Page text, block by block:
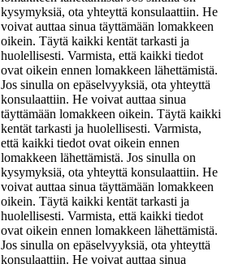
kysymyksiä, ota yhteyttä konsulaattiin. He
voivat auttaa sinua täyttämään lomakkeen
oikein. Täytä kaikki kentät tarkasti ja
huolellisesti. Varmista, että kaikki tiedot
ovat oikein ennen lomakkeen lähettämistä.
Jos sinulla on epäselvyyksiä, ota yhteyttä
konsulaattiin. He voivat auttaa sinua
täyttämään lomakkeen oikein. Täytä kaikki
kentät tarkasti ja huolellisesti. Varmista,
että kaikki tiedot ovat oikein ennen
lomakkeen lähettämistä. Jos sinulla on
kysymyksiä, ota yhteyttä konsulaattiin. He
voivat auttaa sinua täyttämään lomakkeen
oikein. Täytä kaikki kentät tarkasti ja
huolellisesti. Varmista, että kaikki tiedot
ovat oikein ennen lomakkeen lähettämistä.
Jos sinulla on epäselvyyksiä, ota yhteyttä
konsulaattiin. He voivat auttaa sinua